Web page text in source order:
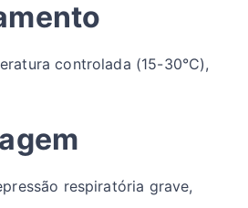
controlada (15-30°C),
respiratória grave,